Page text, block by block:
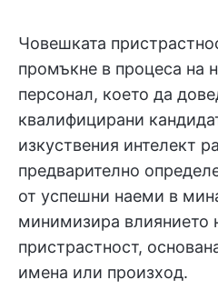
Човешката
промъкне в процеса на
персонал, което да
квалифицирани
изкуствения интелект
предварително
от успешни наеми в
минимизира влиянието
пристрастност,
имена или произход.